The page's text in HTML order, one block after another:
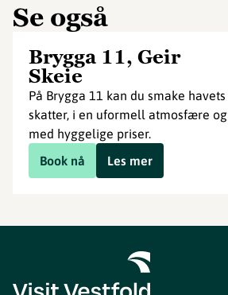
Se også
Brygga 11, Geir
Skeie
På Brygga 11 kan du smake havets
skatter, i en uformell atmosfære og
med hyggelige priser.
Book nå
Les mer